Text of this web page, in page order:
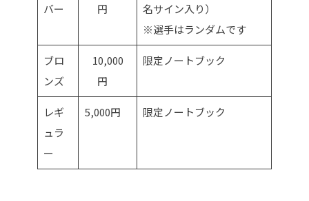
バー
円
名サイン入り）
※選手はランダムです
ブロ
ンズ
10,000
円
限定ノートブック
レギ
ュラ
ー
5,000円 限定ノートブック